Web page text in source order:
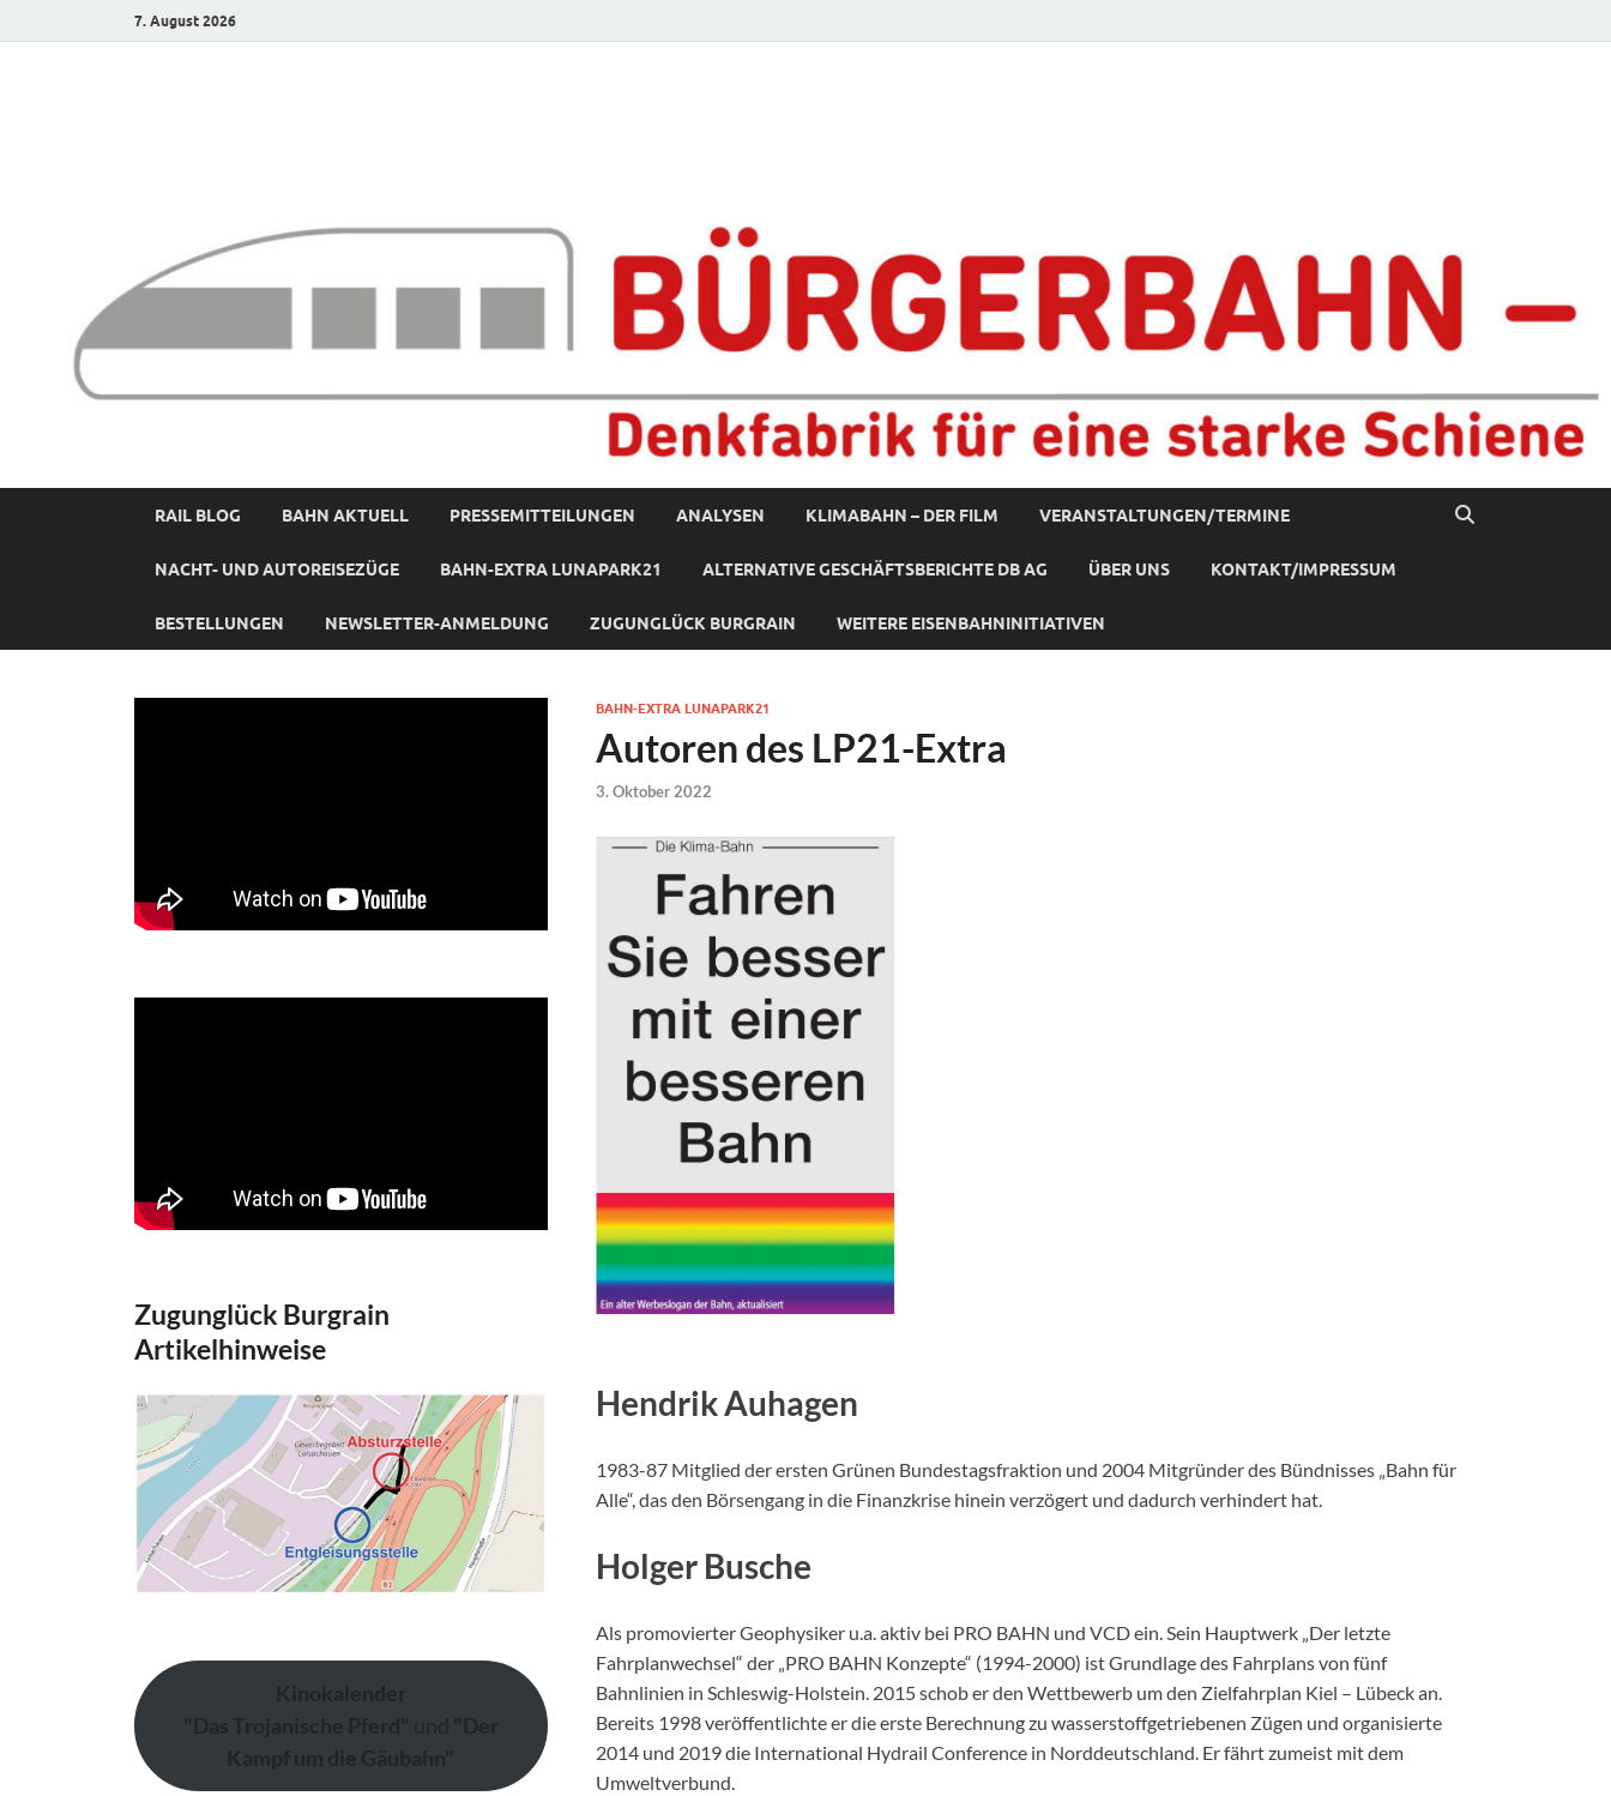
7. August 2026
RAIL BLOG BAHN AKTUELL PRESSEMITTEILUNGEN ANALYSEN KLIMABAHN – DER FILM VERANSTALTUNGEN/TERMINE
NACHT- UND AUTOREISEZÜGE BAHN-EXTRA LUNAPARK21 ALTERNATIVE GESCHÄFTSBERICHTE DB AG ÜBER UNS KONTAKT/IMPRESSUM
BESTELLUNGEN NEWSLETTER-ANMELDUNG ZUGUNGLÜCK BURGRAIN WEITERE EISENBAHNINITIATIVEN
BAHN-EXTRA LUNAPARK21
Autoren des LP21-Extra
3. Oktober 2022
Hendrik Auhagen
1983-87 Mitglied der ersten Grünen Bundestagsfraktion und 2004 Mitgründer des Bündnisses „Bahn für
Alle“, das den Börsengang in die Finanzkrise hinein verzögert und dadurch verhindert hat.
Holger Busche
Als promovierter Geophysiker u.a. aktiv bei PRO BAHN und VCD ein. Sein Hauptwerk „Der letzte
Fahrplanwechsel“ der „PRO BAHN Konzepte“ (1994-2000) ist Grundlage des Fahrplans von fünf
Bahnlinien in Schleswig-Holstein. 2015 schob er den Wettbewerb um den Zielfahrplan Kiel – Lübeck an.
Bereits 1998 veröffentlichte er die erste Berechnung zu wasserstoffgetriebenen Zügen und organisierte
2014 und 2019 die International Hydrail Conference in Norddeutschland. Er fährt zumeist mit dem
Umweltverbund.
Zugunglück Burgrain
Artikelhinweise
Kinokalender
"Das Trojanische Pferd" und "Der
Kampf um die Gäubahn"